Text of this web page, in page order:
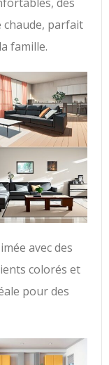
chaude, parfait
famille.
avec des
colorés et
pour des